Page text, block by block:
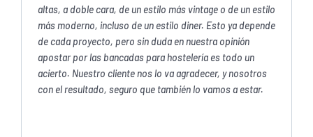
altas, a doble cara, de un estilo más vintage o de un estilo
más moderno, incluso de un estilo diner. Esto ya depende
de cada proyecto, pero sin duda en nuestra opinión
apostar por las bancadas para hostelería es todo un
acierto. Nuestro cliente nos lo va agradecer, y nosotros
con el resultado, seguro que también lo vamos a estar.